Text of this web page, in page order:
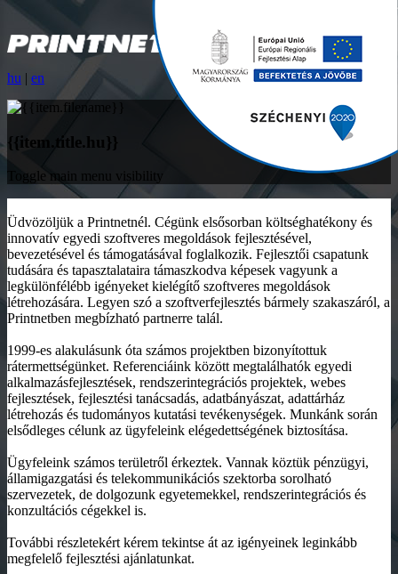
hu | en
{{item.title.hu}}
Toggle main menu visibility
Üdvözöljük a Printnetnél. Cégünk elsősorban költséghatékony és
innovatív egyedi szoftveres megoldások fejlesztésével,
bevezetésével és támogatásával foglalkozik. Fejlesztői csapatunk
tudására és tapasztalataira támaszkodva képesek vagyunk a
legkülönfélébb igényeket kielégítő szoftveres megoldások
létrehozására. Legyen szó a szoftverfejlesztés bármely szakaszáról, a
Printnetben megbízható partnerre talál.
1999-es alakulásunk óta számos projektben bizonyítottuk
rátermettségünket. Referenciáink között megtalálhatók egyedi
alkalmazásfejlesztések, rendszerintegrációs projektek, webes
fejlesztések, fejlesztési tanácsadás, adatbányászat, adattárház
létrehozás és tudományos kutatási tevékenységek. Munkánk során
elsődleges célunk az ügyfeleink elégedettségének biztosítása.
Ügyfeleink számos területről érkeztek. Vannak köztük pénzügyi,
államigazgatási és telekommunikációs szektorba sorolható
szervezetek, de dolgozunk egyetemekkel, rendszerintegrációs és
konzultációs cégekkel is.
További részletekért kérem tekintse át az igényeinek leginkább
megfelelő fejlesztési ajánlatunkat.